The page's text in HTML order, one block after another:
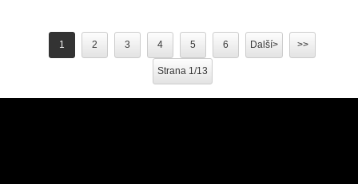
1 2 3 4 5 6 Další> >>
Strana 1/13